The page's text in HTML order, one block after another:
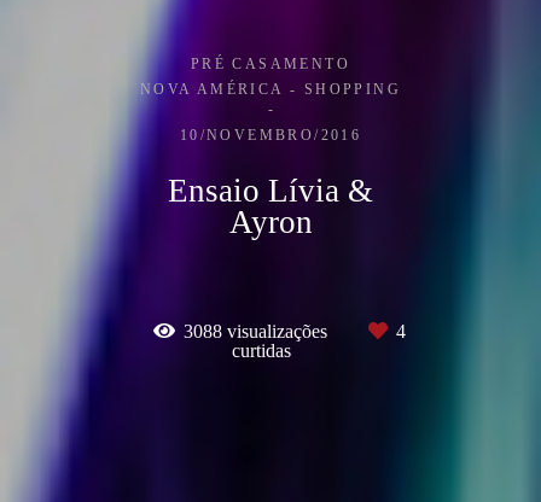
PRÉ CASAMENTO
NOVA AMÉRICA - SHOPPING
10/NOVEMBRO/2016
Ensaio Lívia &
Ayron
3088 visualizações
4
curtidas